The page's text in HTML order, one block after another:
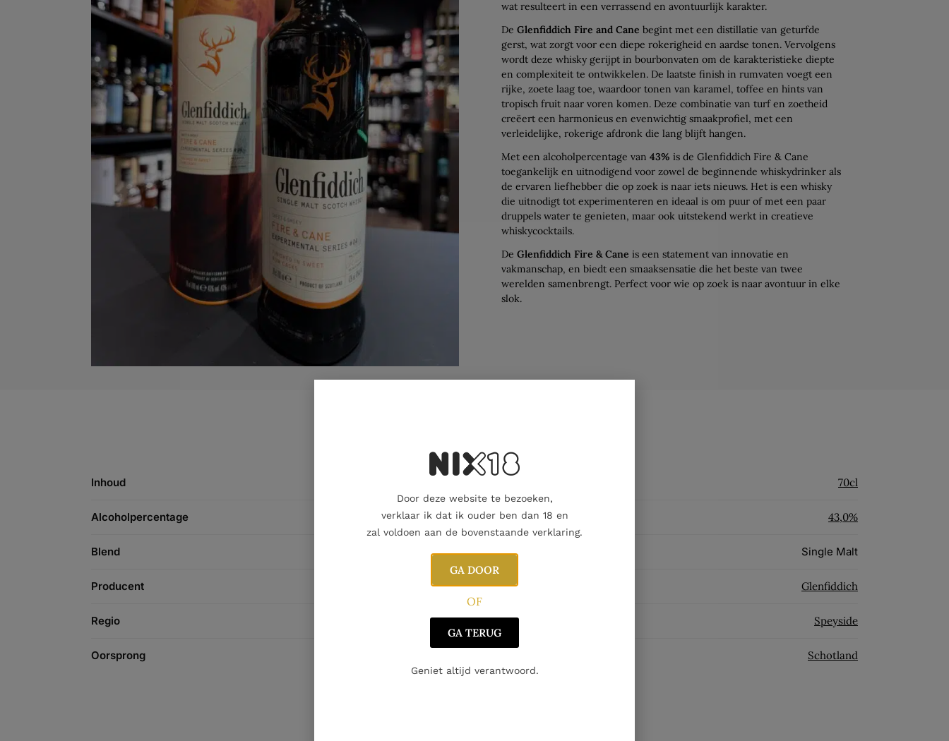
wat resulteert in een verrassend en avontuurlijk karakter.
DeGlenfiddich Fire and Cane begint met een distillatie van geturfde
gerst, wat zorgt voor een diepe rokerigheid en aardse tonen. Vervolgens
wordt deze whisky gerijpt in bourbonvaten om de karakteristieke diepte
en complexiteit te ontwikkelen. De laatste finish in rumvaten voegt een
rijke, zoete laag toe, waardoor tonen van karamel, toffee en hints van
tropisch fruit naar voren komen. Deze combinatie van turf en zoetheid
creëert een harmonieus en evenwichtig smaakprofiel, met een
verleidelijke, rokerige afdronk die lang blijft hangen.
Met een alcoholpercentage van43% is de Glenfiddich Fire & Cane
toegankelijk en uitnodigend voor zowel de beginnende whiskydrinker als
de ervaren liefhebber die op zoek is naar iets nieuws. Het is een whisky
die uitnodigt tot experimenteren en ideaal is om puur of met een paar
druppels water te genieten, maar ook uitstekend werkt in creatieve
whiskycocktails.
DeGlenfiddich Fire & Cane is een statement van innovatie en
vakmanschap, en biedt een smaaksensatie die het beste van twee
werelden samenbrengt. Perfect voor wie op zoek is naar avontuur in elke
slok.
Inhoud 70cl
Alcoholpercentage 43,0%
Blend Single Malt
Producent Glenfiddich
Regio Speyside
Oorsprong Schotland
Door deze website te bezoeken,
verklaar ik dat ik ouder ben dan 18 en
zal voldoen aan de bovenstaande verklaring.
GA DOOR
OF
GA TERUG
Geniet altijd verantwoord.